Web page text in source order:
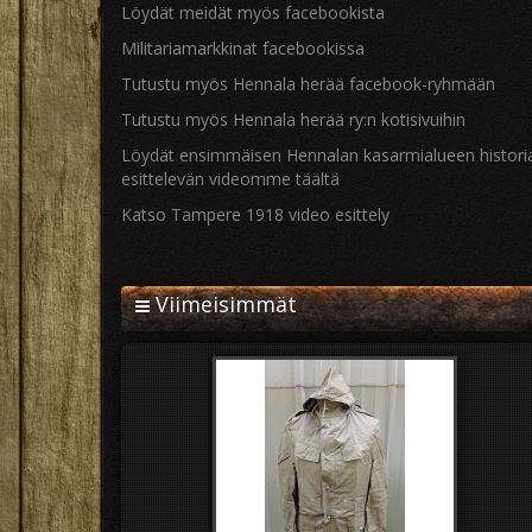
Löydät meidät myös facebookista
Militariamarkkinat facebookissa
Tutustu myös Hennala herää facebook-ryhmään
Tutustu myös Hennala herää ry:n kotisivuihin
Löydät ensimmäisen Hennalan kasarmialueen
esittelevän videomme täältä
Katso Tampere 1918 video esittely
Viimeisimmät